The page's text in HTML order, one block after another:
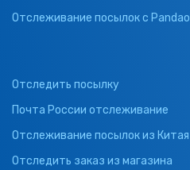
Отслеживание посылок с Pandao
Отследить посылку
Почта России отслеживание
Отслеживание посылок из Китая
Отследить заказ из магазина